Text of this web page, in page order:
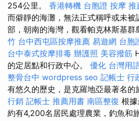
254公里。 香港轉機 台胞證 按摩 推
而僻靜的海灘，無法正式稱呼或未被
部，朝南的海灣，觀看帕克林斯基群
竹 台中西屯區按摩推薦 易遊網 台胞
台中泰式按摩排毒 辦護照 美容撥筋
的定居點和行政中心。 優化 台灣用
整骨台中 wordpress seo 記帳士 行
有悠久的歷史，是克羅地亞最著名的
行銷 記帳士 推薦用書 南區整復 根
約有4,200名居民處理農業，釣魚和